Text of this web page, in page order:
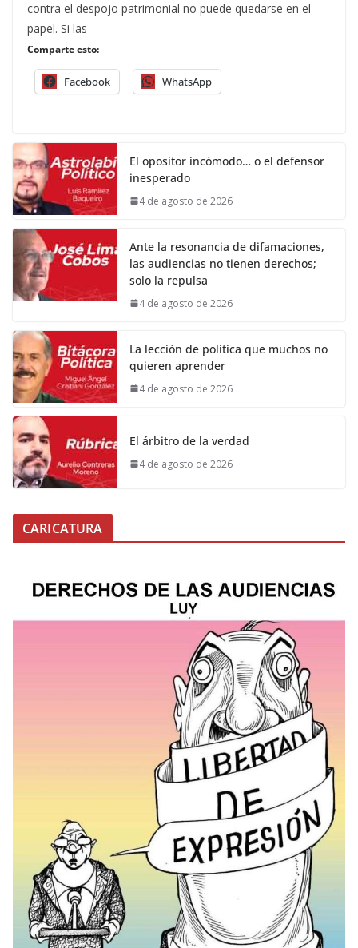
contra el despojo patrimonial no puede quedarse en el
papel. Si las
Comparte esto:
Facebook WhatsApp
El opositor incómodo… o el defensor
inesperado
4 de agosto de 2026
Ante la resonancia de difamaciones,
las audiencias no tienen derechos;
solo la repulsa
4 de agosto de 2026
La lección de política que muchos no
quieren aprender
4 de agosto de 2026
El árbitro de la verdad
4 de agosto de 2026
CARICATURA